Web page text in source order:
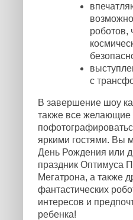
роботов,
с
В завершение шоу
также все желающие
яркими гостями. Вы
День Рождения или
праздник Оптимуса
Мегатрона, а также
фантастических
интересов и
ребенка!